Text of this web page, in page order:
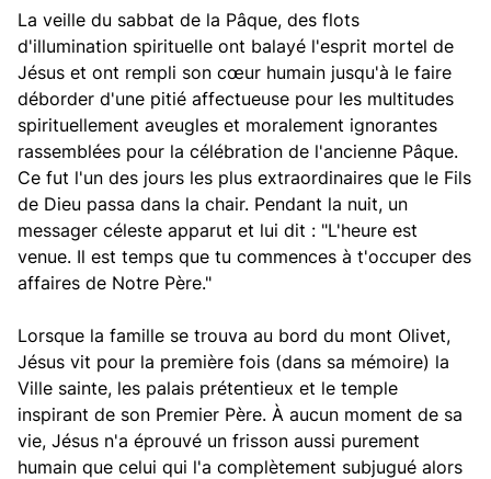
La veille du sabbat de la Pâque, des flots
d'illumination spirituelle ont balayé l'esprit mortel de
Jésus et ont rempli son cœur humain jusqu'à le faire
déborder d'une pitié affectueuse pour les multitudes
spirituellement aveugles et moralement ignorantes
rassemblées pour la célébration de l'ancienne Pâque.
Ce fut l'un des jours les plus extraordinaires que le Fils
de Dieu passa dans la chair. Pendant la nuit, un
messager céleste apparut et lui dit : "L'heure est
venue. Il est temps que tu commences à t'occuper des
affaires de Notre Père."
Lorsque la famille se trouva au bord du mont Olivet,
Jésus vit pour la première fois (dans sa mémoire) la
Ville sainte, les palais prétentieux et le temple
inspirant de son Premier Père. À aucun moment de sa
vie, Jésus n'a éprouvé un frisson aussi purement
humain que celui qui l'a complètement subjugué alors